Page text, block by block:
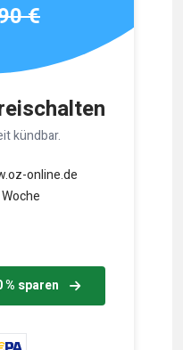
kündbar.
online.de
sparen
€